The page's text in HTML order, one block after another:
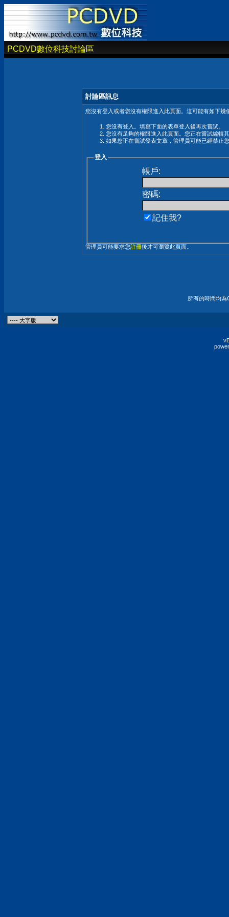
PCDVD數位科技討論區
討論區訊息
您沒有登入或者您沒有權限進入此頁面。這可能有如下幾
您沒有登入。填寫下面的表單登入後再次嘗試。
您沒有足夠的權限進入此頁面。您正在嘗試編輯
如果您正在嘗試發表文章，管理員可能已經禁止
登入
帳戶:
密碼:
記住我?
管理員可能要求您註冊後才可瀏覽此頁面。
所有的時間均為